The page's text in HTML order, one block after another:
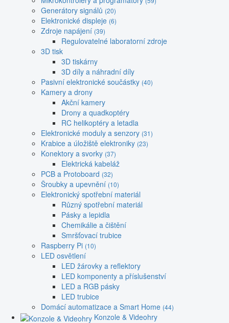
Generátory signálů (20)
Elektronické displeje (6)
Zdroje napájení (39)
Regulovatelné laboratorní zdroje
3D tisk
3D tiskárny
3D díly a náhradní díly
Pasivní elektronické součástky (40)
Kamery a drony
Akční kamery
Drony a quadkoptéry
RC helikoptéry a letadla
Elektronické moduly a senzory (31)
Krabice a úložiště elektroniky (23)
Konektory a svorky (37)
Elektrická kabeláž
PCB a Protoboard (32)
Šroubky a upevnění (10)
Elektronický spotřební materiál
Různý spotřební materiál
Pásky a lepidla
Chemikálie a čištění
Smršťovací trubice
Raspberry Pi (10)
LED osvětlení
LED žárovky a reflektory
LED komponenty a příslušenství
LED a RGB pásky
LED trubice
Domácí automatizace a Smart Home (44)
Konzole & Videohry